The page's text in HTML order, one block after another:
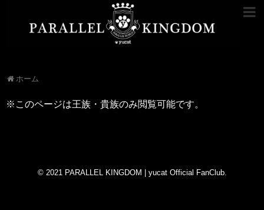
ホーム
※このページは王族・貴族のみ閲覧可能です。
© 2021 PARALLEL KINGDOM | yucat Official FanClub.